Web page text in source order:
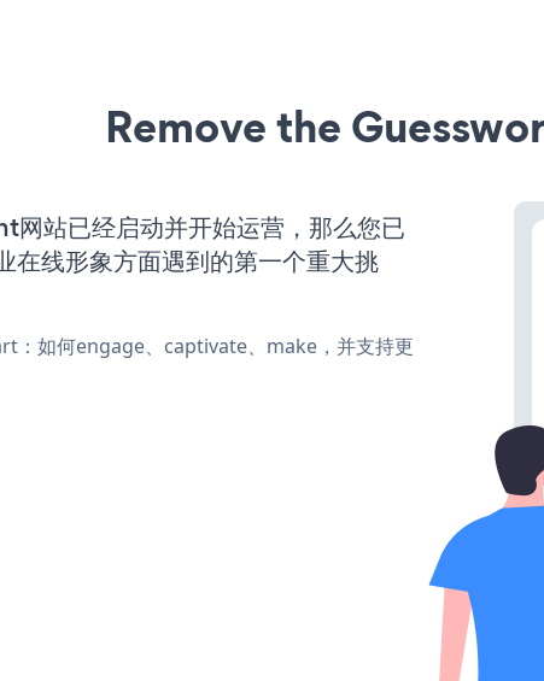
Remove the
站已经启动并开始运营，那么您已
在线形象方面遇到的第一个重大挑
：如何engage、captivate、make，并支持更